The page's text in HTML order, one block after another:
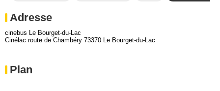
Adresse
cinebus Le Bourget-du-Lac
Cinélac route de Chambéry 73370 Le Bourget-du-Lac
Plan